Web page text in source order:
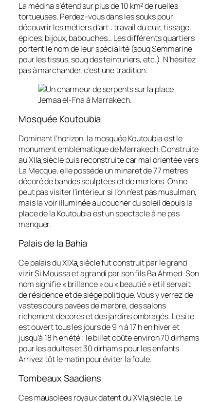
La médina s’étend sur plus de 10 km² de ruelles
tortueuses. Perdez‑vous dans les souks pour
découvrir les métiers d’art : travail du cuir, tissage,
épices, bijoux, babouches… Les différents quartiers
portent le nom de leur spécialité (souq Semmarine
pour les tissus, souq des teinturiers, etc.). N’hésitez
pas à marchander, c’est une tradition.
Mosquée Koutoubia
Dominant l’horizon, la mosquée Koutoubia est le
monument emblématique de Marrakech. Construite
au XIIᶏ siècle puis reconstruite car mal orientée vers
La Mecque, elle possède un minaret de 77 mètres
décoré de bandes sculptées et de merlons. On ne
peut pas visiter l’intérieur si l’on n’est pas musulman,
mais la voir illuminée au coucher du soleil depuis la
place de la Koutoubia est un spectacle à ne pas
manquer.
Palais de la Bahia
Ce palais du XIXᶏ siècle fut construit par le grand
vizir Si Moussa et agrandi par son fils Ba Ahmed. Son
nom signifie « brillance » ou « beautié » et il servait
de résidence et de siège politique. Vous y verrez de
vastes cours pavées de marbre, des salons
richement décorés et des jardins ombragés. Le site
est ouvert tous les jours de 9 h à 17 h en hiver et
jusqu’à 18 h en été ; le billet coûte environ 70 dirhams
pour les adultes et 30 dirhams pour les enfants.
Arrivez tôt le matin pour éviter la foule.
Tombeaux Saadiens
Ces mausolées royaux datent du XVIᶏ siècle. Le